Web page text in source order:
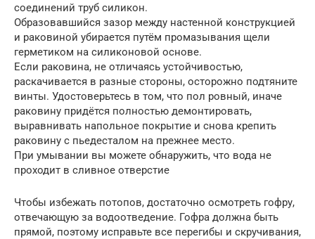
соединений труб силикон.
Образовавшийся зазор между настенной конструкцией
и раковиной убирается путём промазывания щели
герметиком на силиконовой основе.
Если раковина, не отличаясь устойчивостью,
раскачивается в разные стороны, осторожно подтяните
винты. Удостоверьтесь в том, что пол ровный, иначе
раковину придётся полностью демонтировать,
выравнивать напольное покрытие и снова крепить
раковину с пьедесталом на прежнее место.
При умывании вы можете обнаружить, что вода не
проходит в сливное отверстие
Чтобы избежать потопов, достаточно осмотреть гофру,
отвечающую за водоотведение. Гофра должна быть
прямой, поэтому исправьте все перегибы и скручивания,